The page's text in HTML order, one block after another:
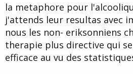
La philosophie éricksonienne,
va à l'inverse du discours normatif
alcooliques. Il n'y a d'hypnose qu'auto-
pouvant l'utiliser pour répondre à son
et de changement de niveau de
la metaphore pour
j'attends leur resultas avec
nous les non- eriksonniens
therapie plus directive qui
efficace au vu des